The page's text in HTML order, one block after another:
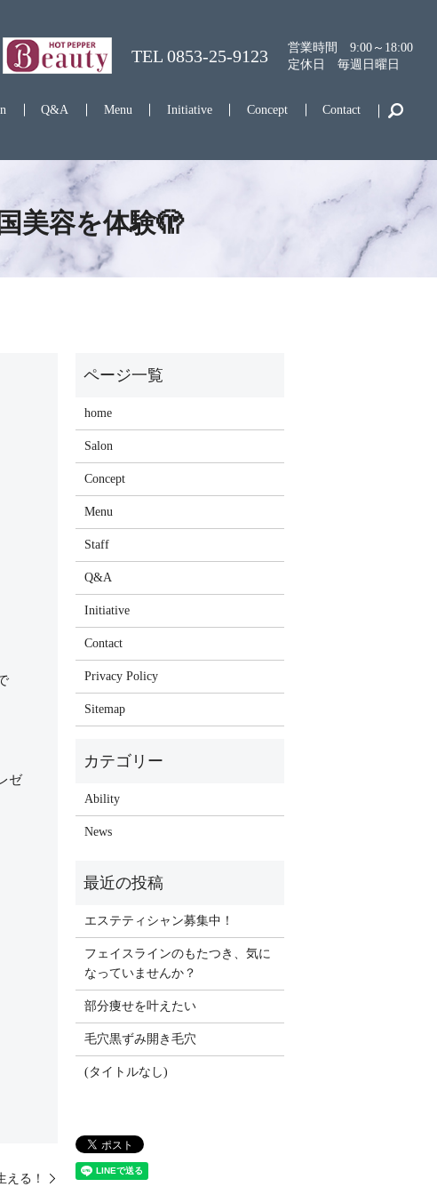
Q&A Menu Initiative Concept Contact
TEL0853-25-9123
営業時間 9:00～18:00
定休日 毎週日曜日
美容を体験🫣
ゼ
る！
home
Salon
Concept
Menu
Staff
Q&A
Initiative
Contact
Privacy Policy
Sitemap
Ability
News
エステティシャン募集中！
フェイスラインのもたつき、気に
なっていませんか？
部分痩せを叶えたい
毛穴黒ずみ開き毛穴
(タイトルなし)